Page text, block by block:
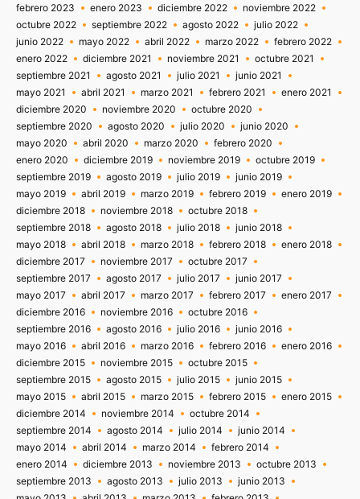
febrero 2023
enero 2023 diciembre 2022
noviembre 2022
octubre 2022
septiembre 2022 agosto 2022
julio 2022
junio 2022
mayo 2022 abril 2022 marzo 2022
febrero 2022
enero 2022
diciembre 2021 noviembre 2021
octubre 2021
septiembre 2021
agosto 2021 julio 2021
junio 2021
mayo 2021
abril 2021 marzo 2021 febrero 2021
enero 2021
diciembre 2020
noviembre 2020
octubre 2020
septiembre 2020
agosto 2020 julio 2020
junio 2020
mayo 2020
abril 2020 marzo 2020
febrero 2020
enero 2020
diciembre 2019 noviembre 2019
octubre 2019
septiembre 2019
agosto 2019 julio 2019
junio 2019
mayo 2019
abril 2019 marzo 2019 febrero 2019
enero 2019
diciembre 2018
noviembre 2018
octubre 2018
septiembre 2018
agosto 2018 julio 2018
junio 2018
mayo 2018
abril 2018 marzo 2018 febrero 2018
enero 2018
diciembre 2017
noviembre 2017
octubre 2017
septiembre 2017
agosto 2017 julio 2017
junio 2017
mayo 2017
abril 2017 marzo 2017 febrero 2017
enero 2017
diciembre 2016
noviembre 2016
octubre 2016
septiembre 2016
agosto 2016 julio 2016
junio 2016
mayo 2016
abril 2016 marzo 2016 febrero 2016
enero 2016
diciembre 2015
noviembre 2015
octubre 2015
septiembre 2015
agosto 2015 julio 2015
junio 2015
mayo 2015
abril 2015 marzo 2015 febrero 2015
enero 2015
diciembre 2014
noviembre 2014
octubre 2014
septiembre 2014
agosto 2014 julio 2014
junio 2014
mayo 2014
abril 2014 marzo 2014
febrero 2014
enero 2014
diciembre 2013 noviembre 2013
octubre 2013
septiembre 2013
agosto 2013 julio 2013
junio 2013